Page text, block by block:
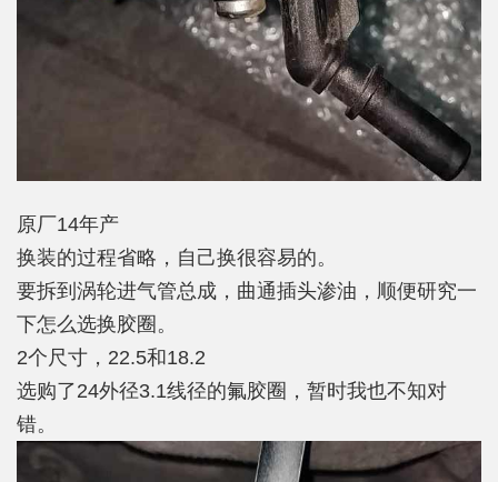
原厂14年产
换装的过程省略，自己换很容易的。
要拆到涡轮进气管总成，曲通插头渗油，顺便研究一
下怎么选换胶圈。
2个尺寸，22.5和18.2
选购了24外径3.1线径的氟胶圈，暂时我也不知对
错。